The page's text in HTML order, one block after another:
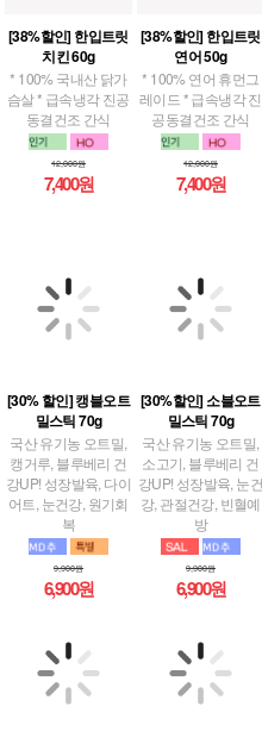
[38%할인] 한입트릿
치킨 60g
* 100% 국내산 닭가
슴살 * 급속냉각 진공
동결건조 간식
12,000원
7,400원
[38%할인] 한입트릿
연어 50g
* 100% 연어 휴먼그
레이드 * 급속냉각 진
공동결건조 간식
12,000원
7,400원
[30% 할인] 캥블오트
밀스틱 70g
국산 유기농 오트밀,
캥거루, 블루베리 건
강UP! 성장발육, 다이
어트, 눈건강, 원기회
복
9,900원
6,900원
밀스틱 70g
국산 유기농 오트밀,
소고기, 블루베리 건
강UP! 성장발육, 눈건
강, 관절건강, 빈혈예
방
9,900원
6,900원